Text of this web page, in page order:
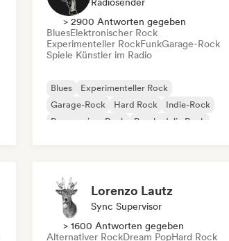
> 2900 Antworten gegeben
BluesElektronischer Rock
Experimenteller RockFunkGarage-Rock
Spiele Künstler im Radio
Blues
Experimenteller Rock
Garage-Rock
Hard Rock
Indie-Rock
Progressiver Rock
Psychedelic Rock
Lorenzo Lautz
Sync Supervisor
> 1600 Antworten gegeben
Alternativer RockDream PopHard Rock